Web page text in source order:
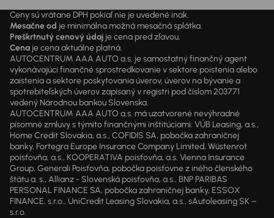
Ceny sú vrátane DPH pokiaľ nie je uvedené inak.
Mesačne od je minimálna možná mesačná splátka.
Preškrtnutý cenový údaj je cena pred zľavou.
Cena je cena aktuálne platná.
AUTOCENTRUM AAA AUTO a.s. je samostatný finančný agent
vykonávajúci finančné sprostredkovanie v sektore poistenia alebo
zaistenia a sektore poskytovania úverov, úverov na bývanie a
spotrebiteľských úverov zapísaný v registri pod číslom 203771
vedený Národnou bankou Slovenska.
AUTOCENTRUM AAA AUTO a.s. má uzatvorené nevýhradné
písomné zmluvy s týmito finančnými inštitúciami: VÚB Leasing, a.s.,
Home Credit Slovakia, a.s., COFIDIS SA, pobočka zahraničnej
banky, Fortegra Europe Insurance Company Limited, Wüstenrot
poisťovňa, a.s., KOOPERATIVA poisťovňa, a.s. Vienna Insurance
Group, Generali Poisťovňa, pobočka poisťovne z iného členského
štátu a. s., Allianz - Slovenská poisťovňa, a.s., BNP PARIBAS
PERSONAL FINANCE SA, pobočka zahraničnej banky, ESSOX
FINANCE, s.r.o., UniCredit Leasing Slovakia, a.s., sAutoleasing SK –
s.r.o.